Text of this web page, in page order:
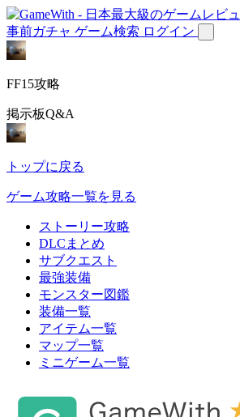
事前ガチャ ゲーム検索 ログイン
FF15攻略
掲示板Q&A
トップに戻る
ゲーム攻略一覧を見る
ストーリー攻略
DLCまとめ
サブクエスト
最強装備
モンスター図鑑
装備一覧
アイテム一覧
マップ一覧
ミニゲーム一覧